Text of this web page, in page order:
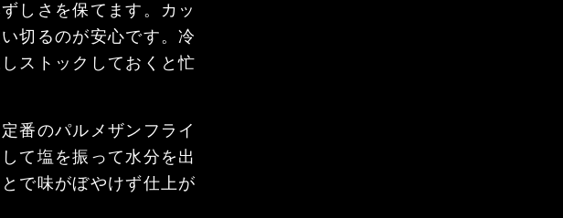
しさを保てます。カッ
切るのが安心です。冷
ストックしておくと忙
番のパルメザンフライ
て塩を振って水分を出
で味がぼやけず仕上が